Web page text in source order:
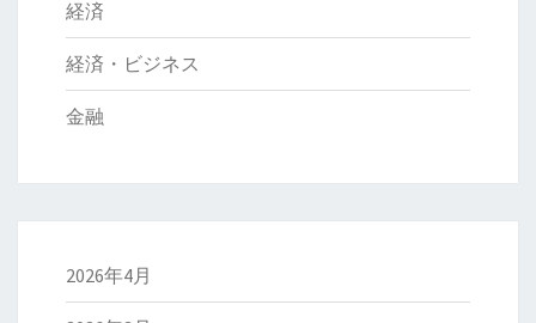
経済
経済・ビジネス
金融
2026年4月